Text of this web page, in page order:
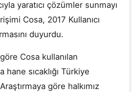
yaratıcı çözümler sunmayı
Cosa, 2017 Kullanıcı
duyurdu.
Cosa kullanılan
sıcaklığı Türkiye
göre halkımız